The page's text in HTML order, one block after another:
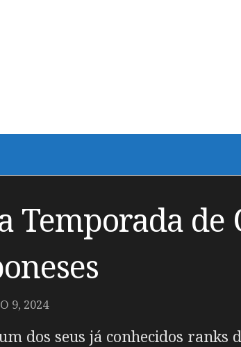
Temporada
9, 2024
dos seus já conhecidos ranks